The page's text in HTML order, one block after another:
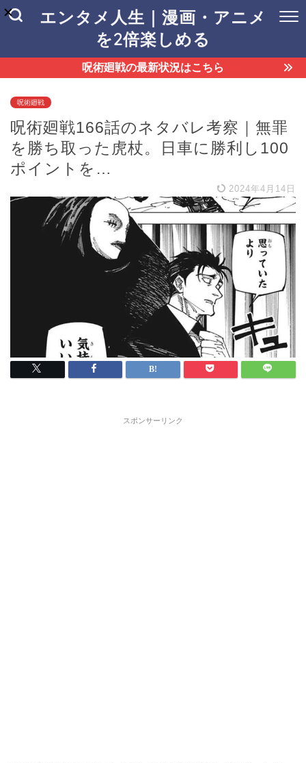
エンタメ人生｜漫画・アニメ
を2倍楽しめる
呪術廻戦の最新状況はこちら
呪術廻戦
呪術廻戦166話のネタバレ考察｜無罪
を勝ち取った虎杖。日車に勝利し100
ポイントを…
2024年4月14日
スポンサーリンク